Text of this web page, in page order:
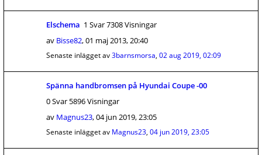
Elschema 1 Svar 7308 Visningar
av Bisse82,01 maj 2013, 20:40
Senaste inlägget av3barnsmorsa, 02 aug 2019, 02:09
Spänna handbromsen på Hyundai Coupe -00
0 Svar 5896 Visningar
av Magnus23,04 jun 2019, 23:05
Senaste inlägget av Magnus23, 04 jun 2019, 23:05